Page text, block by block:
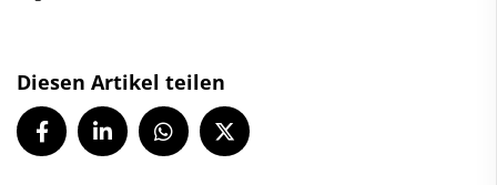
Diesen Artikel teilen